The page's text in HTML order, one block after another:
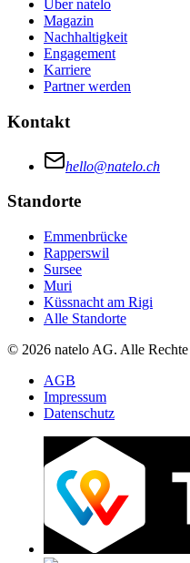
Über natelo
Magazin
Nachhaltigkeit
Engagement
Karriere
Partner werden
Kontakt
hello@natelo.ch
Standorte
Emmenbrücke
Rapperswil
Sursee
Muri
Küssnacht am Rigi
Alle Standorte
© 2026 natelo AG. Alle Rechte
AGB
Impressum
Datenschutz